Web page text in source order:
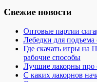
Свежие новости
Оптовые партии
Лебедки для подъема
Где скачать игры на
рабочие способы
Лучшие лакорны про
С каких лакорнов